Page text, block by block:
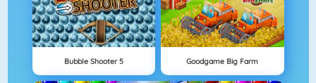
Bubble Shooter 5 Goodgame Big Farm